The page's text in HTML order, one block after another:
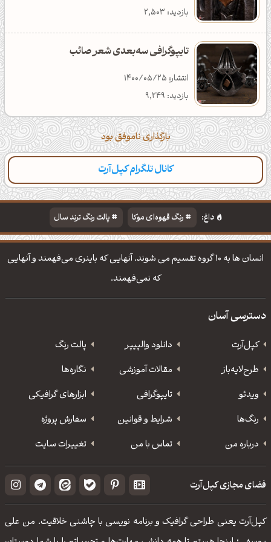
بازدید: 2,503
تایپوگرافی سه‌بعدی شعر صائب
انتشار: 1400/05/25
بازدید: 9,249
بارگذاری ناموفق بود
کانال تلگرام کپل‌آرت
داغ: رنگ قهوه‌ای موکا
پالت رنگ ترند سال
دانلود والپیپر مذهبی
تایپوگرافی شعر مولانا
انسان ها به 10 گروه تقسیم می شوند. آنهایی كه باینری می‌فهمند و آنهایی
كه نمی‌فهمند.
دسترسی آسان
کپل‌آرت دانلود‌ والپیپر
پالت رنگ
طرح‌لایه‌باز
مقالات آموزشی
نگاره‌ها
ویدئو
‌تایپوگرافی
ابزارهای گرافیکی
رنگ‌ها
شرایط و قوانین
سفارش پروژه
درباره من
تماس با من تغییرات سایت
فضای مجازی کپل‌آرت
کپل‌آرت یعنی طراحی گرافیک و برنامه نویسی با چاشنی خلاقیت. من علی